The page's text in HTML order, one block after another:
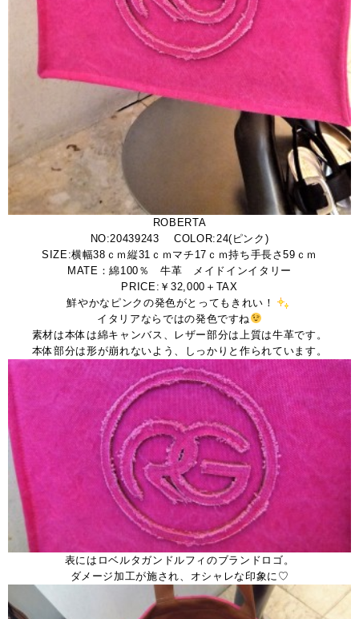
ROBERTA
NO:20439243 COLOR:24(ピンク)
SIZE:横幅38ｃｍ縦31ｃｍマチ17ｃｍ持ち手長さ59ｃｍ
MATE：綿100％ 牛革 メイドインイタリー
PRICE:￥32,000＋TAX
鮮やかなピンクの発色がとってもきれい！
イタリアならではの発色ですね
素材は本体は綿キャンバス、レザー部分は上質は牛革です。
本体部分は形が崩れないよう、しっかりと作られています。
表にはロベルタガンドルフィのブランドロゴ。
ダメージ加工が施され、オシャレな印象に♡